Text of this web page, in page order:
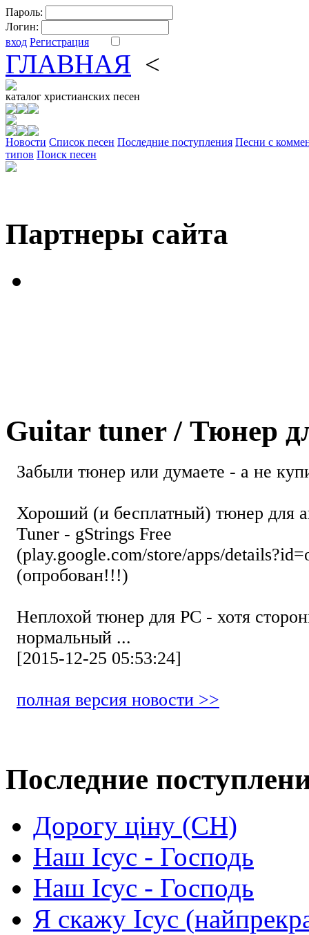
Пароль:
Логин:
вход Регистрация
ГЛАВНАЯ <
каталог христианских песен
Новости Cписок песен Последние поступления Песни с
типов Поиск песен
Партнеры сайта
Guitar tuner / Тюнер
Забыли тюнер или думаете - а не
Хороший (и бесплатный) тюнер для
Tuner - gStrings Free
(play.google.com/store/apps/
(опробован!!!)
Неплохой тюнер для РС - хотя
нормальный ...
[2015-12-25 05:53:24]
полная версия новости >>
Последние
Дорогу ціну (СН)
Наш Ісус - Господь
Наш Ісус - Господь
Я скажу Ісус